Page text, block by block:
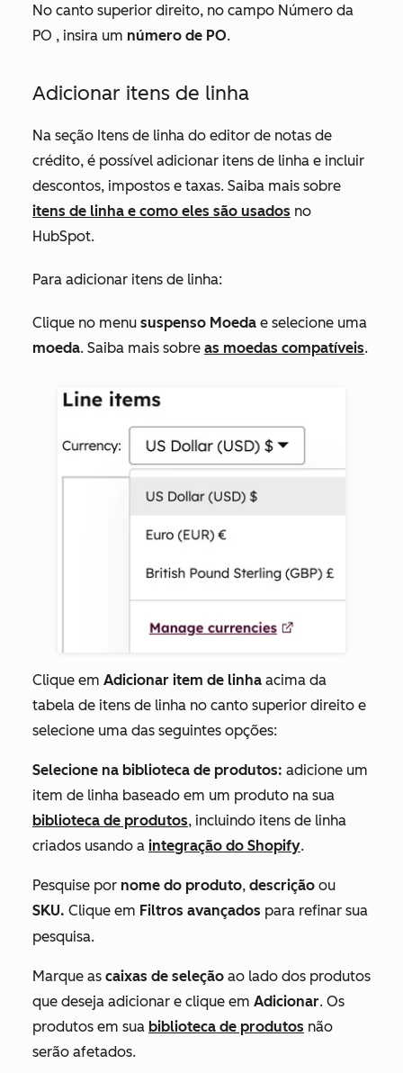
No canto superior direito, no campo Número da
PO , insira um número de PO.
Adicionar itens de linha
Na seção Itens de linha do editor de notas de
crédito, é possível adicionar itens de linha e incluir
descontos, impostos e taxas. Saiba mais sobre
itens de linha e como eles são usados no
HubSpot.
Para adicionar itens de linha:
Clique no menu suspenso Moeda e selecione uma
moeda. Saiba mais sobre as moedas compatíveis.
Clique em Adicionar item de linha acima da
tabela de itens de linha no canto superior direito e
selecione uma das seguintes opções:
Selecione na biblioteca de produtos: adicione um
item de linha baseado em um produto na sua
biblioteca de produtos, incluindo itens de linha
criados usando a integração do Shopify.
Pesquise por nome do produto, descrição ou
SKU. Clique em Filtros avançados para refinar sua
pesquisa.
Marque as caixas de seleção ao lado dos produtos
que deseja adicionar e clique em Adicionar. Os
produtos em sua biblioteca de produtos não
serão afetados.